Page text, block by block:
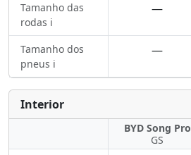
Tamanho das
rodas ℹ️
—
Tamanho dos
pneus ℹ️
—
Interior
BYD Song Pro
GS